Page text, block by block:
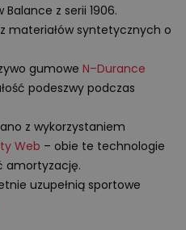
Balance z serii 1906.
materiałów syntetycznych o
gumowe N–Durance
podeszwy podczas
z wykorzystaniem
Web – obie te technologie
amortyzację.
uzupełnią sportowe